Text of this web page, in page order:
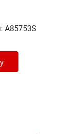
A85753S
+